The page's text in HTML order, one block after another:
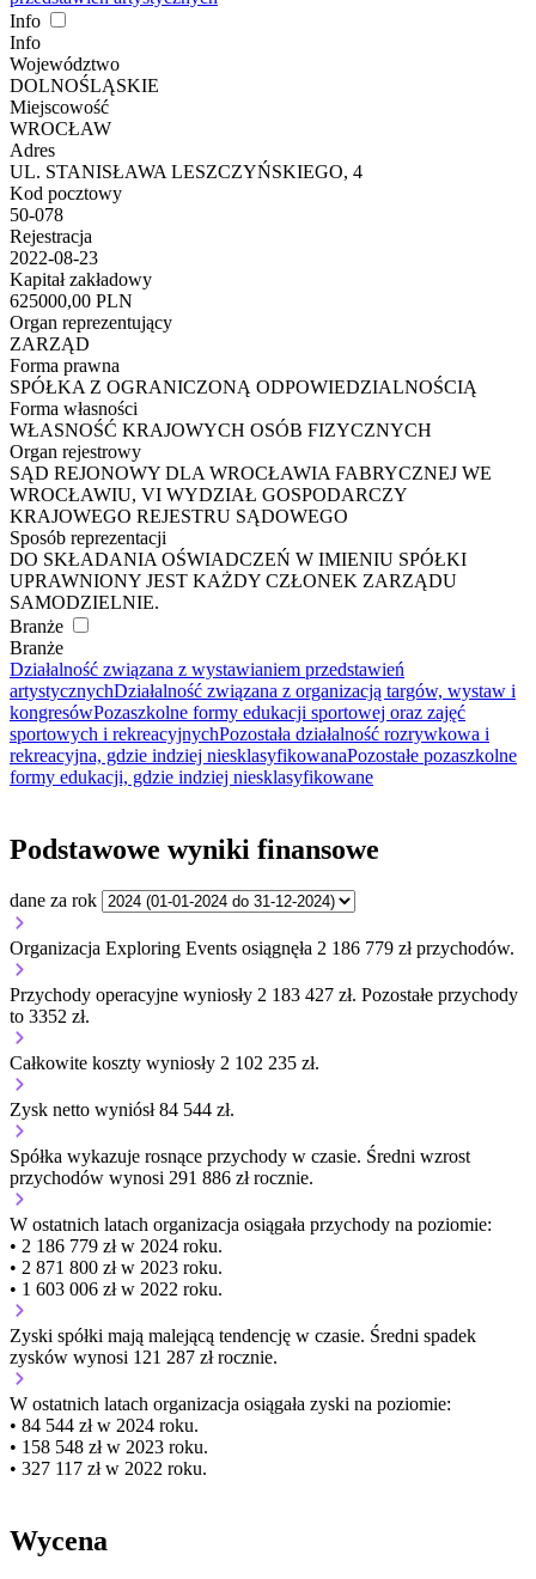
Info
Info
Województwo
DOLNOŚLĄSKIE
Miejscowość
WROCŁAW
Adres
UL. STANISŁAWA LESZCZYŃSKIEGO, 4
Kod pocztowy
50-078
Rejestracja
2022-08-23
Kapitał zakładowy
625000,00 PLN
Organ reprezentujący
ZARZĄD
Forma prawna
SPÓŁKA Z OGRANICZONĄ ODPOWIEDZIALNOŚCIĄ
Forma własności
WŁASNOŚĆ KRAJOWYCH OSÓB FIZYCZNYCH
Organ rejestrowy
SĄD REJONOWY DLA WROCŁAWIA FABRYCZNEJ WE
WROCŁAWIU, VI WYDZIAŁ GOSPODARCZY
KRAJOWEGO REJESTRU SĄDOWEGO
Sposób reprezentacji
DO SKŁADANIA OŚWIADCZEŃ W IMIENIU SPÓŁKI
UPRAWNIONY JEST KAŻDY CZŁONEK ZARZĄDU
SAMODZIELNIE.
Branże
Branże
Działalność związana z wystawianiem przedstawień
artystycznychDziałalność związana z organizacją targów, wystaw i
kongresówPozaszkolne formy edukacji sportowej oraz zajęć
sportowych i rekreacyjnychPozostała działalność rozrywkowa i
rekreacyjna, gdzie indziej niesklasyfikowanaPozostałe pozaszkolne
formy edukacji, gdzie indziej niesklasyfikowane
Podstawowe wyniki finansowe
dane za rok
Organizacja Exploring Events osiągnęła 2 186 779 zł przychodów.
Przychody operacyjne wyniosły 2 183 427 zł. Pozostałe przychody
to 3352 zł.
Całkowite koszty wyniosły 2 102 235 zł.
Zysk netto wyniósł 84 544 zł.
Spółka wykazuje rosnące przychody w czasie. Średni wzrost
przychodów wynosi 291 886 zł rocznie.
W ostatnich latach organizacja osiągała przychody na poziomie:
• 2 186 779 zł w 2024 roku.
• 2 871 800 zł w 2023 roku.
• 1 603 006 zł w 2022 roku.
Zyski spółki mają malejącą tendencję w czasie. Średni spadek
zysków wynosi 121 287 zł rocznie.
W ostatnich latach organizacja osiągała zyski na poziomie:
• 84 544 zł w 2024 roku.
• 158 548 zł w 2023 roku.
• 327 117 zł w 2022 roku.
Wycena